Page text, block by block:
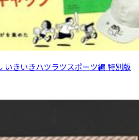
いきいきハツラツスポーツ編 特別版